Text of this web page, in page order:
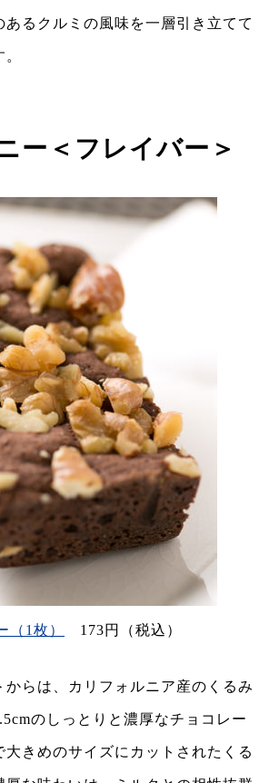
るクルミの風味を一層引き立てて
ー＜フレイバー＞
（1枚） 173円（税込）
らは、カリフォルニア産のくるみ
のしっとりと濃厚なチョコレー
きめのサイズにカットされたくる